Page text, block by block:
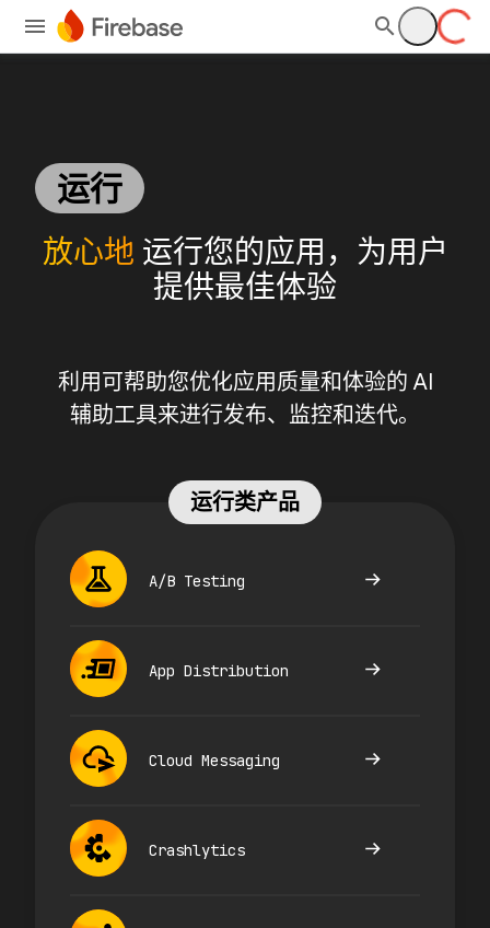
运行
放心地 运行您的应用，为用户
提供最佳体验
利用可帮助您优化应用质量和体验的 AI
辅助工具来进行发布、监控和迭代。
运行类产品
A/B Testing
App Distribution
Cloud Messaging
Crashlytics